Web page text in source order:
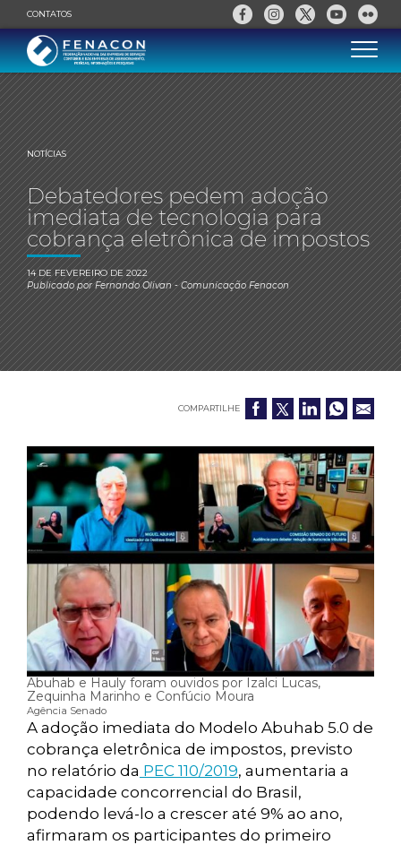
CONTATOS
NOTÍCIAS
Debatedores pedem adoção
imediata de tecnologia para
cobrança eletrônica de impostos
14 DE FEVEREIRO DE 2022
Publicado porFernando Olivan- Comunicação Fenacon
COMPARTILHE
Abuhab e Hauly foram ouvidos por Izalci Lucas,
Zequinha Marinho e Confúcio Moura
Agência Senado
A adoção imediata do Modelo Abuhab 5.0 de
cobrança eletrônica de impostos, previsto
no relatório da PEC 110/2019, aumentaria a
capacidade concorrencial do Brasil,
podendo levá-lo a crescer até 9% ao ano,
afirmaram os participantes do primeiro